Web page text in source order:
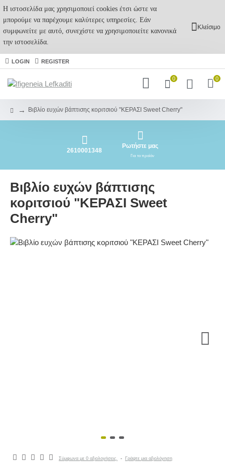
Η ιστοσελίδα μας χρησιμοποιεί cookies έτσι ώστε να
μπορούμε να παρέχουμε καλύτερες υπηρεσίες. Εάν
συμφωνείτε με αυτό, συνεχίστε να χρησιμοποιείτε κανονικά
την ιστοσελίδα.
Κλείσιμο
LOGIN REGISTER
0 0
Βιβλίο ευχών βάπτισης κοριτσιού "ΚΕΡΑΣΙ Sweet Cherry"
2610001348
Ρωτήστε μας
Για το προϊόν
Βιβλίο ευχών βάπτισης
κοριτσιού "ΚΕΡΑΣΙ Sweet
Cherry"
Σύμφωνα με 0 αξιολογήσεις. - Γράψτε μια αξιολόγηση